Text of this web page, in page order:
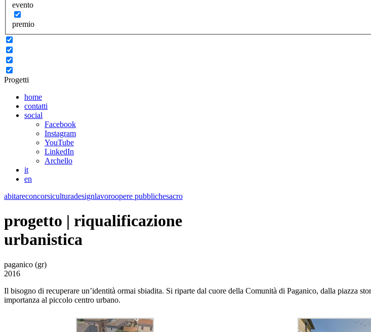
evento
premio
Progetti
home
contatti
social
Facebook
Instagram
YouTube
LinkedIn
Archello
it
en
abitareconcorsiculturadesignlavoroopere pubblichesacro
progetto | riqualificazione
urbanistica
paganico (gr)
2016
Il bisogno di recuperare un’identità ormai sbiadita. Si riparte dal cuore della Comunità di Paganico, dalla piazza
importanza al piccolo centro urbano.